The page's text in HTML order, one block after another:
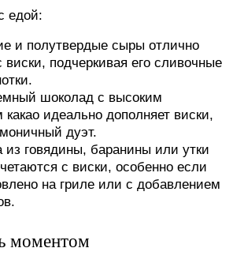
едой:
и полутвердые сыры отлично
виски, подчеркивая его сливочные
шоколад с высоким
идеально дополняет виски,
дуэт.
из говядины, баранины или утки
с виски, особенно если
на гриле или с добавлением
моментом